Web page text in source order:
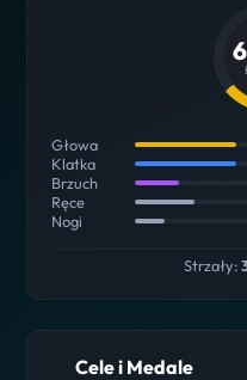
Głowa
Klatka
Brzuch
Ręce
Nogi
Strzały:
Cele i Medale